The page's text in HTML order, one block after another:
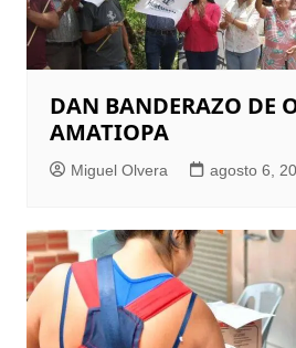
DAN BANDERAZO DE
AMATIOPA
Miguel Olvera agosto 6,